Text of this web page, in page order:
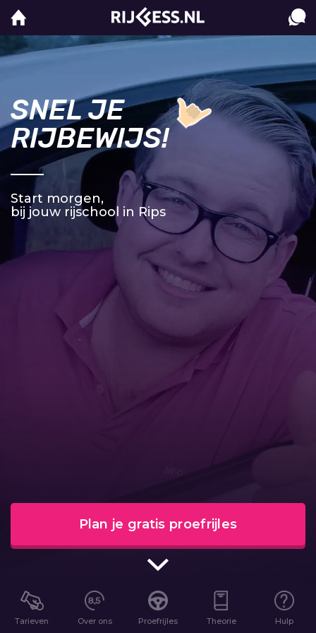
SNEL JE
RIJBEWIJS!
Start morgen,
bij jouw rijschool in Rips
Plan je gratis proefrijles
Tarieven Over ons Proefrijles Theorie Hulp